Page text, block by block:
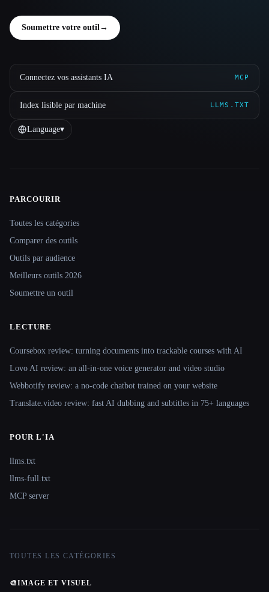
Soumettre votre outil→
Connectez vos assistants IA MCP
Index lisible par machine LLMS.TXT
Language▾
Site navigation
PARCOURIR
Toutes les catégories
Comparer des outils
Outils par audience
Meilleurs outils 2026
Soumettre un outil
LECTURE
Coursebox review: turning documents into trackable courses with AI
Lovo AI review: an all-in-one voice generator and video studio
Webbotify review: a no-code chatbot trained on your website
Translate.video review: fast AI dubbing and subtitles in 75+ languages
POUR L'IA
llms.txt
llms-full.txt
MCP server
TOUTES LES CATÉGORIES
🎨IMAGE ET VISUEL